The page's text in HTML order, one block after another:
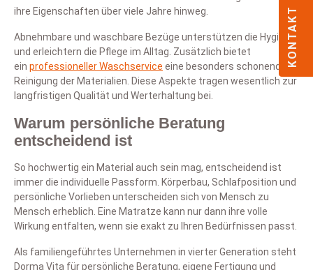
ihre Eigenschaften über viele Jahre hinweg.
Abnehmbare und waschbare Bezüge unterstützen die Hygiene
und erleichtern die Pflege im Alltag. Zusätzlich bietet
ein professioneller Waschservice eine besonders schonende
Reinigung der Materialien. Diese Aspekte tragen wesentlich zur
langfristigen Qualität und Werterhaltung bei.
Warum persönliche Beratung
entscheidend ist
So hochwertig ein Material auch sein mag, entscheidend ist
immer die individuelle Passform. Körperbau, Schlafposition und
persönliche Vorlieben unterscheiden sich von Mensch zu
Mensch erheblich. Eine Matratze kann nur dann ihre volle
Wirkung entfalten, wenn sie exakt zu Ihren Bedürfnissen passt.
Als familiengeführtes Unternehmen in vierter Generation steht
Dorma Vita für persönliche Beratung, eigene Fertigung und
KONTAKT